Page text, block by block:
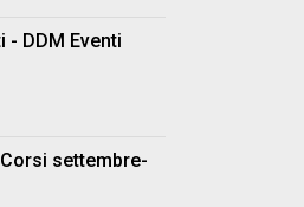
- DDM Eventi
settembre-